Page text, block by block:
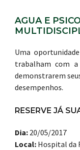
AGUA E
Uma
trabalham com
demonstrarem
desempenhos.
RESERVE JÁ
Dia: 20/05/2017
Local: Hospital da